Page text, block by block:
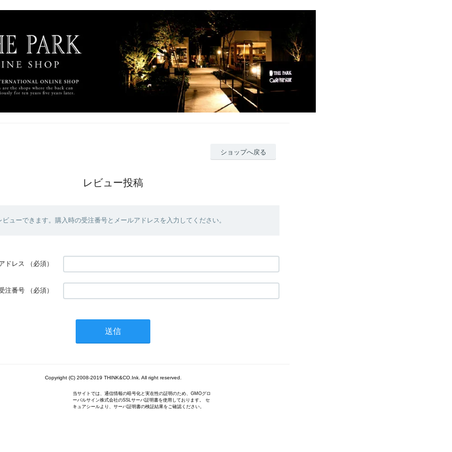
ショップへ戻る
レビュー投稿
ューできます。購入時の受注番号とメールアドレスを入力してください。
ドレス （必須）
注番号 （必須）
Copyright (C) 2008-2019 THINK&CO.Ink. All right reserved.
当サイトでは、通信情報の暗号化と実在性の証明のため、GMOグロ
ーバルサイン株式会社のSSLサーバ証明書を使用しております。 セ
キュアシールより、サーバ証明書の検証結果をご確認ください。